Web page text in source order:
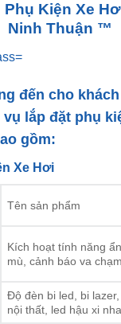
Phụ Kiện Xe
Ninh Thuận ™
đến cho
vụ lắp đặt phụ
gồm:
Xe Hơi
Tên sản phẩm
Kích hoạt tính năng
mù, cảnh báo va
Độ đèn bi led, bi
nội thất, led hậu xi